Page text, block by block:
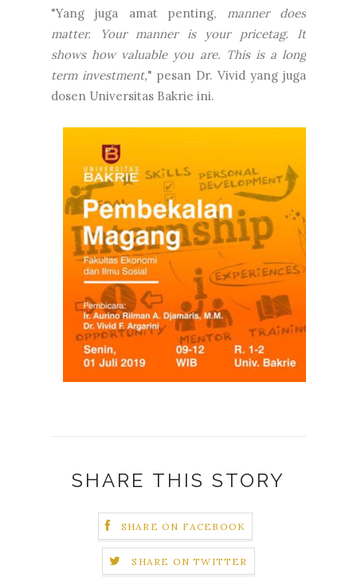
"Yang juga amat penting, manner does
matter. Your manner is your pricetag. It
shows how valuable you are. This is a long
term investment," pesan Dr. Vivid yang juga
dosen Universitas Bakrie ini.
SHARE THIS STORY
SHARE ON FACEBOOK
SHARE ON TWITTER